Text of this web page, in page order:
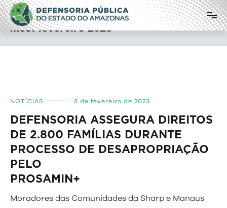
Pular
para
o
conteúdo
Defensoria Pública do Estado do
Amazonas
Mês:fevereiro 2023
NOTÍCIAS 3 de fevereiro de 2023
DEFENSORIA ASSEGURA DIREITOS
DE 2.800 FAMÍLIAS DURANTE
PROCESSO DE DESAPROPRIAÇÃO
PELO
Moradores das Comunidades da Sharp e Manaus